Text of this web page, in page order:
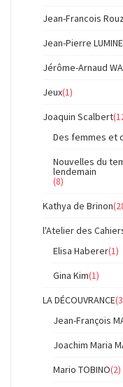
Jean-Francois
Jean-Pierre
Jérôme-Arnaud
Jeux(1)
Joaquin Scalbert
Des femmes et
Nouvelles du
lendemain
(8)
Kathya de Brinon
l'Atelier des
Elisa Haberer(1)
Gina Kim(1)
LA DÉCOUVRANCE
Jean-François
Joachim Maria
Mario TOBINO(2)